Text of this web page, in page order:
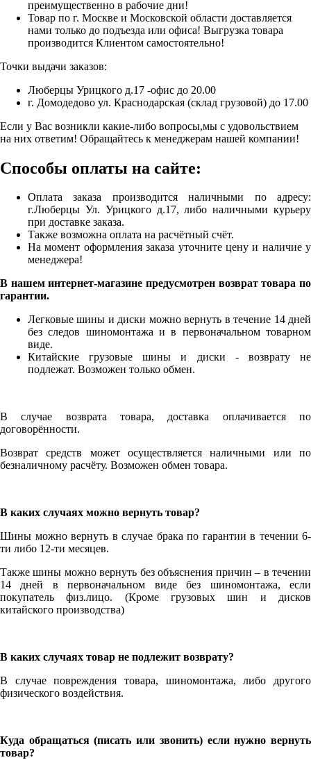
преимущественно в рабочие дни!
Товар по г. Москве и Московской области доставляется
нами только до подъезда или офиса! Выгрузка товара
производится Клиентом самостоятельно!
Точки выдачи заказов:
Люберцы Урицкого д.17 -офис до 20.00
г. Домодедово ул. Краснодарская (склад грузовой) до 17.00
Если у Вас возникли какие-либо вопросы,мы с удовольствием
на них ответим! Обращайтесь к менеджерам нашей компании!
Способы оплаты на сайте:
Оплата заказа производится наличными по адресу:
г.Люберцы Ул. Урицкого д.17, либо наличными курьеру
при доставке заказа.
Также возможна оплата на расчётный счёт.
На момент оформления заказа уточните цену и наличие у
менеджера!
В нашем интернет-магазине предусмотрен возврат товара по
гарантии.
Легковые шины и диски можно вернуть в течение 14 дней
без следов шиномонтажа и в первоначальном товарном
виде.
Китайские грузовые шины и диски - возврату не
подлежат. Возможен только обмен.
В случае возврата товара, доставка оплачивается по
договорённости.
Возврат средств может осуществляется наличными или по
безналичному расчёту. Возможен обмен товара.
В каких случаях можно вернуть товар?
Шины можно вернуть в случае брака по гарантии в течении 6-
ти либо 12-ти месяцев.
Также шины можно вернуть без объяснения причин – в течении
14 дней в первоначальном виде без шиномонтажа, если
покупатель физ.лицо. (Кроме грузовых шин и дисков
китайского производства)
В каких случаях товар не подлежит возврату?
В случае повреждения товара, шиномонтажа, либо другого
физического воздействия.
Куда обращаться (писать или звонить) если нужно вернуть
товар?